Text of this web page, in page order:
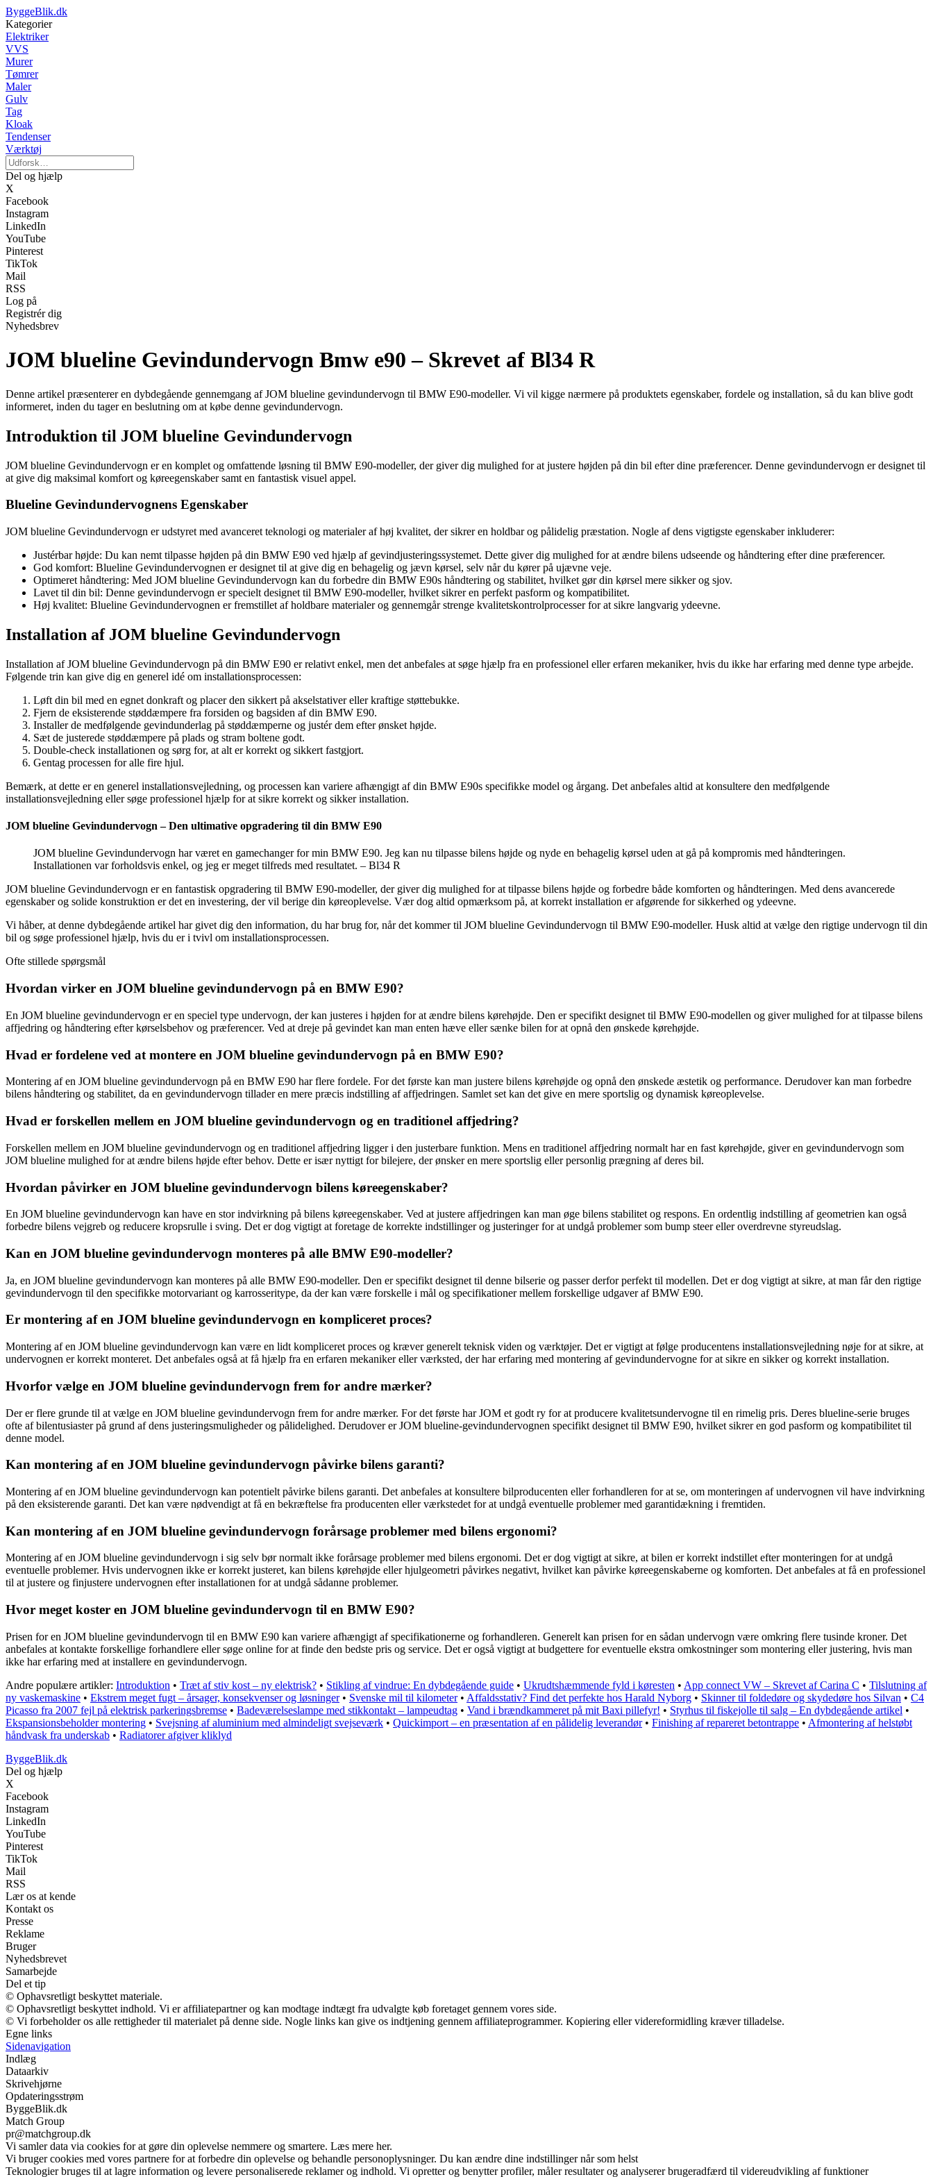
ByggeBlik.dk
Kategorier
Elektriker
VVS
Murer
Tømrer
Maler
Gulv
Tag
Kloak
Tendenser
Værktøj
Del og hjælp
X
Facebook
Instagram
LinkedIn
YouTube
Pinterest
TikTok
Mail
RSS
Log på
Registrér dig
Nyhedsbrev
JOM blueline Gevindundervogn Bmw e90 – Skrevet af Bl34 R
Denne artikel præsenterer en dybdegående gennemgang af JOM blueline gevindundervogn til BMW E90-modeller. Vi vil kigge nærmere på produktets egenskaber, fordele og installation, så du kan blive godt
informeret, inden du tager en beslutning om at købe denne gevindundervogn.
Introduktion til JOM blueline Gevindundervogn
JOM blueline Gevindundervogn er en komplet og omfattende løsning til BMW E90-modeller, der giver dig mulighed for at justere højden på din bil efter dine præferencer. Denne gevindundervogn er designet til
at give dig maksimal komfort og køreegenskaber samt en fantastisk visuel appel.
Blueline Gevindundervognens Egenskaber
JOM blueline Gevindundervogn er udstyret med avanceret teknologi og materialer af høj kvalitet, der sikrer en holdbar og pålidelig præstation. Nogle af dens vigtigste egenskaber inkluderer:
Justérbar højde: Du kan nemt tilpasse højden på din BMW E90 ved hjælp af gevindjusteringssystemet. Dette giver dig mulighed for at ændre bilens udseende og håndtering efter dine præferencer.
God komfort: Blueline Gevindundervognen er designet til at give dig en behagelig og jævn kørsel, selv når du kører på ujævne veje.
Optimeret håndtering: Med JOM blueline Gevindundervogn kan du forbedre din BMW E90s håndtering og stabilitet, hvilket gør din kørsel mere sikker og sjov.
Lavet til din bil: Denne gevindundervogn er specielt designet til BMW E90-modeller, hvilket sikrer en perfekt pasform og kompatibilitet.
Høj kvalitet: Blueline Gevindundervognen er fremstillet af holdbare materialer og gennemgår strenge kvalitetskontrolprocesser for at sikre langvarig ydeevne.
Installation af JOM blueline Gevindundervogn
Installation af JOM blueline Gevindundervogn på din BMW E90 er relativt enkel, men det anbefales at søge hjælp fra en professionel eller erfaren mekaniker, hvis du ikke har erfaring med denne type arbejde.
Følgende trin kan give dig en generel idé om installationsprocessen:
Løft din bil med en egnet donkraft og placer den sikkert på akselstativer eller kraftige støttebukke.
Fjern de eksisterende støddæmpere fra forsiden og bagsiden af din BMW E90.
Installer de medfølgende gevindunderlag på støddæmperne og justér dem efter ønsket højde.
Sæt de justerede støddæmpere på plads og stram boltene godt.
Double-check installationen og sørg for, at alt er korrekt og sikkert fastgjort.
Gentag processen for alle fire hjul.
Bemærk, at dette er en generel installationsvejledning, og processen kan variere afhængigt af din BMW E90s specifikke model og årgang. Det anbefales altid at konsultere den medfølgende
installationsvejledning eller søge professionel hjælp for at sikre korrekt og sikker installation.
JOM blueline Gevindundervogn – Den ultimative opgradering til din BMW E90
JOM blueline Gevindundervogn har været en gamechanger for min BMW E90. Jeg kan nu tilpasse bilens højde og nyde en behagelig kørsel uden at gå på kompromis med håndteringen.
Installationen var forholdsvis enkel, og jeg er meget tilfreds med resultatet. – Bl34 R
JOM blueline Gevindundervogn er en fantastisk opgradering til BMW E90-modeller, der giver dig mulighed for at tilpasse bilens højde og forbedre både komforten og håndteringen. Med dens avancerede
egenskaber og solide konstruktion er det en investering, der vil berige din køreoplevelse. Vær dog altid opmærksom på, at korrekt installation er afgørende for sikkerhed og ydeevne.
Vi håber, at denne dybdegående artikel har givet dig den information, du har brug for, når det kommer til JOM blueline Gevindundervogn til BMW E90-modeller. Husk altid at vælge den rigtige undervogn til din
bil og søge professionel hjælp, hvis du er i tvivl om installationsprocessen.
Ofte stillede spørgsmål
Hvordan virker en JOM blueline gevindundervogn på en BMW E90?
En JOM blueline gevindundervogn er en speciel type undervogn, der kan justeres i højden for at ændre bilens kørehøjde. Den er specifikt designet til BMW E90-modellen og giver mulighed for at tilpasse bilens
affjedring og håndtering efter kørselsbehov og præferencer. Ved at dreje på gevindet kan man enten hæve eller sænke bilen for at opnå den ønskede kørehøjde.
Hvad er fordelene ved at montere en JOM blueline gevindundervogn på en BMW E90?
Montering af en JOM blueline gevindundervogn på en BMW E90 har flere fordele. For det første kan man justere bilens kørehøjde og opnå den ønskede æstetik og performance. Derudover kan man forbedre
bilens håndtering og stabilitet, da en gevindundervogn tillader en mere præcis indstilling af affjedringen. Samlet set kan det give en mere sportslig og dynamisk køreoplevelse.
Hvad er forskellen mellem en JOM blueline gevindundervogn og en traditionel affjedring?
Forskellen mellem en JOM blueline gevindundervogn og en traditionel affjedring ligger i den justerbare funktion. Mens en traditionel affjedring normalt har en fast kørehøjde, giver en gevindundervogn som
JOM blueline mulighed for at ændre bilens højde efter behov. Dette er især nyttigt for bilejere, der ønsker en mere sportslig eller personlig prægning af deres bil.
Hvordan påvirker en JOM blueline gevindundervogn bilens køreegenskaber?
En JOM blueline gevindundervogn kan have en stor indvirkning på bilens køreegenskaber. Ved at justere affjedringen kan man øge bilens stabilitet og respons. En ordentlig indstilling af geometrien kan også
forbedre bilens vejgreb og reducere kropsrulle i sving. Det er dog vigtigt at foretage de korrekte indstillinger og justeringer for at undgå problemer som bump steer eller overdrevne styreudslag.
Kan en JOM blueline gevindundervogn monteres på alle BMW E90-modeller?
Ja, en JOM blueline gevindundervogn kan monteres på alle BMW E90-modeller. Den er specifikt designet til denne bilserie og passer derfor perfekt til modellen. Det er dog vigtigt at sikre, at man får den rigtige
gevindundervogn til den specifikke motorvariant og karrosseritype, da der kan være forskelle i mål og specifikationer mellem forskellige udgaver af BMW E90.
Er montering af en JOM blueline gevindundervogn en kompliceret proces?
Montering af en JOM blueline gevindundervogn kan være en lidt kompliceret proces og kræver generelt teknisk viden og værktøjer. Det er vigtigt at følge producentens installationsvejledning nøje for at sikre, at
undervognen er korrekt monteret. Det anbefales også at få hjælp fra en erfaren mekaniker eller værksted, der har erfaring med montering af gevindundervogne for at sikre en sikker og korrekt installation.
Hvorfor vælge en JOM blueline gevindundervogn frem for andre mærker?
Der er flere grunde til at vælge en JOM blueline gevindundervogn frem for andre mærker. For det første har JOM et godt ry for at producere kvalitetsundervogne til en rimelig pris. Deres blueline-serie bruges
ofte af bilentusiaster på grund af dens justeringsmuligheder og pålidelighed. Derudover er JOM blueline-gevindundervognen specifikt designet til BMW E90, hvilket sikrer en god pasform og kompatibilitet til
denne model.
Kan montering af en JOM blueline gevindundervogn påvirke bilens garanti?
Montering af en JOM blueline gevindundervogn kan potentielt påvirke bilens garanti. Det anbefales at konsultere bilproducenten eller forhandleren for at se, om monteringen af undervognen vil have indvirkning
på den eksisterende garanti. Det kan være nødvendigt at få en bekræftelse fra producenten eller værkstedet for at undgå eventuelle problemer med garantidækning i fremtiden.
Kan montering af en JOM blueline gevindundervogn forårsage problemer med bilens ergonomi?
Montering af en JOM blueline gevindundervogn i sig selv bør normalt ikke forårsage problemer med bilens ergonomi. Det er dog vigtigt at sikre, at bilen er korrekt indstillet efter monteringen for at undgå
eventuelle problemer. Hvis undervognen ikke er korrekt justeret, kan bilens kørehøjde eller hjulgeometri påvirkes negativt, hvilket kan påvirke køreegenskaberne og komforten. Det anbefales at få en professionel
til at justere og finjustere undervognen efter installationen for at undgå sådanne problemer.
Hvor meget koster en JOM blueline gevindundervogn til en BMW E90?
Prisen for en JOM blueline gevindundervogn til en BMW E90 kan variere afhængigt af specifikationerne og forhandleren. Generelt kan prisen for en sådan undervogn være omkring flere tusinde kroner. Det
anbefales at kontakte forskellige forhandlere eller søge online for at finde den bedste pris og service. Det er også vigtigt at budgettere for eventuelle ekstra omkostninger som montering eller justering, hvis man
ikke har erfaring med at installere en gevindundervogn.
Andre populære artikler: Introduktion • Træt af stiv kost – ny elektrisk? • Stikling af vindrue: En dybdegående guide • Ukrudtshæmmende fyld i køresten • App connect VW – Skrevet af Carina C • Tilslutning af
ny vaskemaskine • Ekstrem meget fugt – årsager, konsekvenser og løsninger• Svenske mil til kilometer• Affaldsstativ? Find det perfekte hos Harald Nyborg • Skinner til foldedøre og skydedøre hos Silvan • C4
Picasso fra 2007 fejl på elektrisk parkeringsbremse • Badeværelseslampe med stikkontakt – lampeudtag • Vand i brændkammeret på mit Baxi pillefyr! • Styrhus til fiskejolle til salg – En dybdegående artikel •
Ekspansionsbeholder montering • Svejsning af aluminium med almindeligt svejseværk • Quickimport – en præsentation af en pålidelig leverandør• Finishing af repareret betontrappe • Afmontering af helstøbt
håndvask fra underskab • Radiatorer afgiver kliklyd
ByggeBlik.dk
Del og hjælp
X
Facebook
Instagram
LinkedIn
YouTube
Pinterest
TikTok
Mail
RSS
Lær os at kende
Kontakt os
Presse
Reklame
Bruger
Nyhedsbrevet
Samarbejde
Del et tip
© Ophavsretligt beskyttet materiale.
© Ophavsretligt beskyttet indhold. Vi er affiliatepartner og kan modtage indtægt fra udvalgte køb foretaget gennem vores side.
© Vi forbeholder os alle rettigheder til materialet på denne side. Nogle links kan give os indtjening gennem affiliateprogrammer. Kopiering eller videreformidling kræver tilladelse.
Egne links
Sidenavigation
Indlæg
Dataarkiv
Skrivehjørne
Opdateringsstrøm
ByggeBlik.dk
Match Group
pr@matchgroup.dk
Vi samler data via cookies for at gøre din oplevelse nemmere og smartere. Læs mere her.
Vi bruger cookies med vores partnere for at forbedre din oplevelse og behandle personoplysninger. Du kan ændre dine indstillinger når som helst
Teknologier bruges til at lagre information og levere personaliserede reklamer og indhold. Vi opretter og benytter profiler, måler resultater og analyserer brugeradfærd til videreudvikling af funktioner